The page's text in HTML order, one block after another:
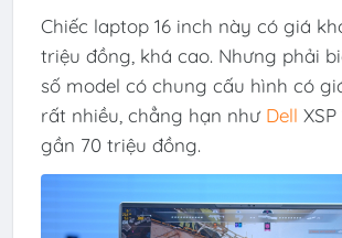
Chiếc laptop 16 inch này có giá
triệu đồng, khá cao. Nhưng phải
số model có chung cấu hình có
rất nhiều, chẳng hạn như Dell
gần 70 triệu đồng.